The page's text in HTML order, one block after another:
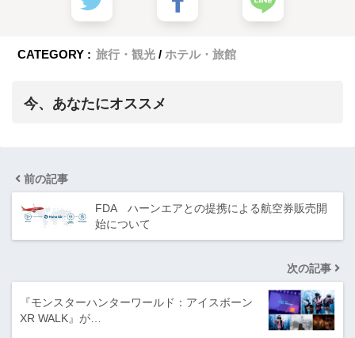
CATEGORY : 旅行・観光 ホテル・旅館
今、あなたにオススメ
前の記事
FDA ハーンエアとの提携による航空券販売開
始について
次の記事
『モンスターハンターワールド：アイスボーン
XR WALK』が…